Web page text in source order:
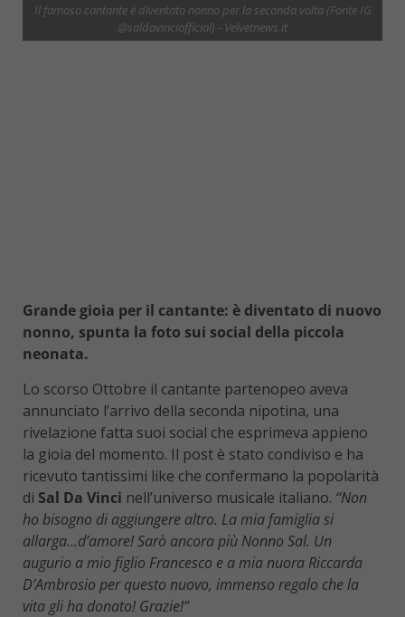
Il famoso cantante è diventato nonno per la seconda volta (Fonte IG
@saldavinciofficial) - Velvetnews.it
Grande gioia per il cantante: è diventato di nuovo
nonno, spunta la foto sui social della piccola
neonata.
Lo scorso Ottobre il cantante partenopeo aveva
annunciato l’arrivo della seconda nipotina, una
rivelazione fatta suoi social che esprimeva appieno
la gioia del momento. Il post è stato condiviso e ha
ricevuto tantissimi like che confermano la popolarità
di Sal Da Vinci nell’universo musicale italiano. “Non
ho bisogno di aggiungere altro. La mia famiglia si
allarga…d’amore! Sarò ancora più Nonno Sal. Un
augurio a mio figlio Francesco e a mia nuora Riccarda
D’Ambrosio per questo nuovo, immenso regalo che la
vita gli ha donato! Grazie!”